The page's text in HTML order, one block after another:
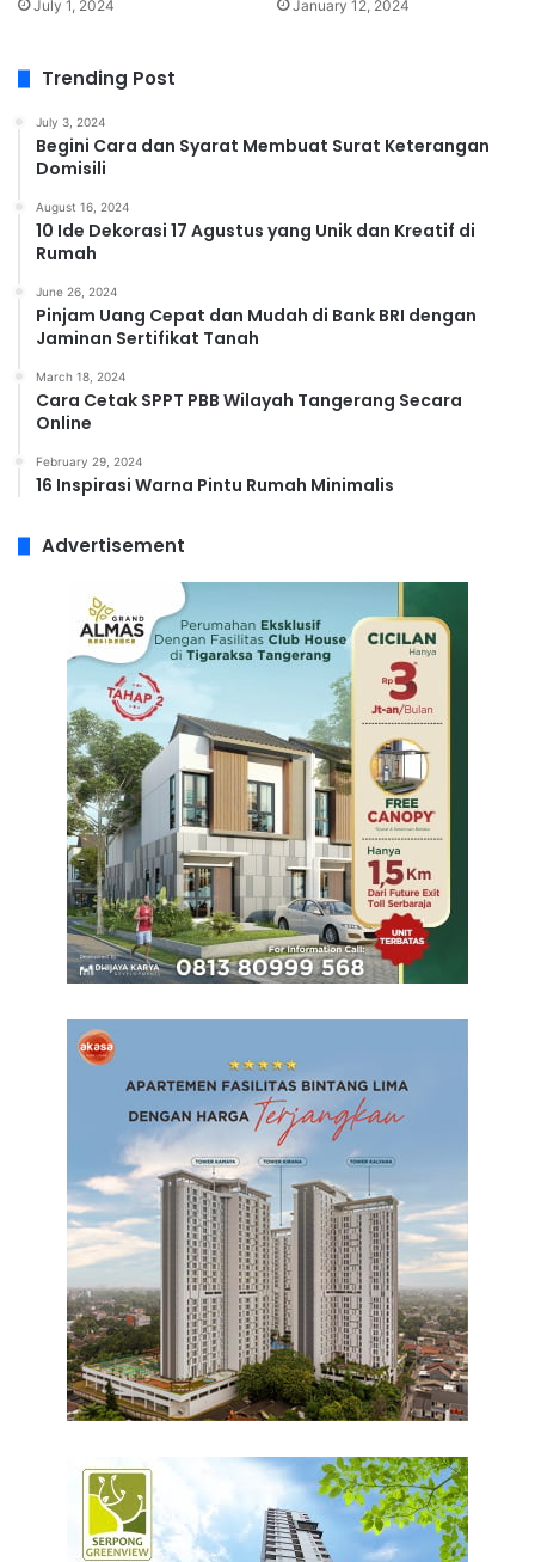
July 1, 2024 January 12, 2024
Trending Post
July 3, 2024
Begini Cara dan Syarat Membuat Surat Keterangan
Domisili
August 16, 2024
10 Ide Dekorasi 17 Agustus yang Unik dan Kreatif di
Rumah
June 26, 2024
Pinjam Uang Cepat dan Mudah di Bank BRI dengan
Jaminan Sertifikat Tanah
March 18, 2024
Cara Cetak SPPT PBB Wilayah Tangerang Secara
Online
February 29, 2024
16 Inspirasi Warna Pintu Rumah Minimalis
Advertisement